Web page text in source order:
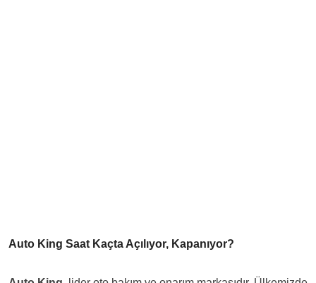
Auto King Saat Kaçta Açılıyor, Kapanıyor?